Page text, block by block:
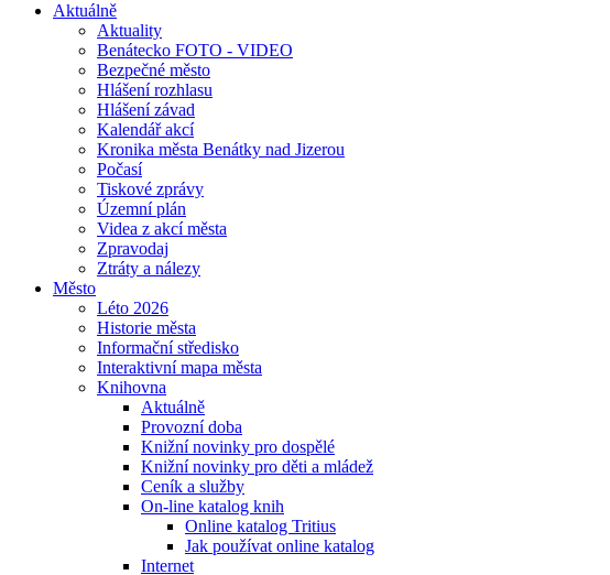
Aktuálně
Aktuality
Benátecko FOTO - VIDEO
Bezpečné město
Hlášení rozhlasu
Hlášení závad
Kalendář akcí
Kronika města Benátky nad Jizerou
Počasí
Tiskové zprávy
Územní plán
Videa z akcí města
Zpravodaj
Ztráty a nálezy
Město
Léto 2026
Historie města
Informační středisko
Interaktivní mapa města
Knihovna
Aktuálně
Provozní doba
Knižní novinky pro dospělé
Knižní novinky pro děti a mládež
Ceník a služby
On-line katalog knih
Online katalog Tritius
Jak používat online katalog
Internet